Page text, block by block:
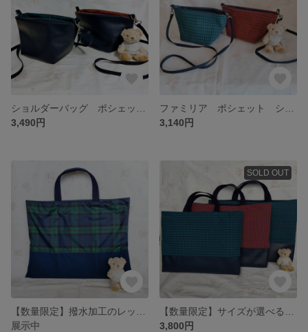
3,490円
3,140円
展示中
SOLD OUT
3,800円